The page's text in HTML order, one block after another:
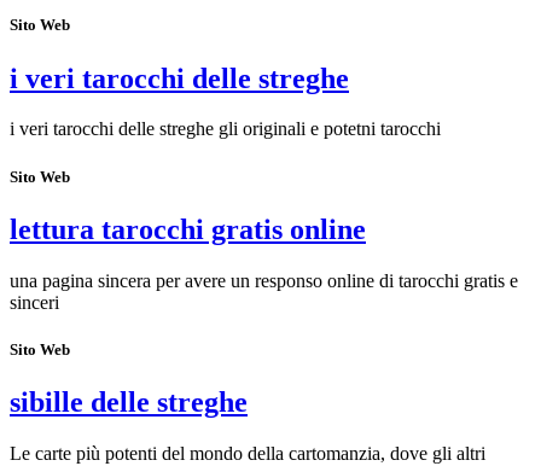
Sito Web
i veri tarocchi delle streghe
i veri tarocchi delle streghe gli originali e potetni tarocchi
Sito Web
lettura tarocchi gratis online
una pagina sincera per avere un responso online di tarocchi gratis e
sinceri
Sito Web
sibille delle streghe
Le carte più potenti del mondo della cartomanzia, dove gli altri